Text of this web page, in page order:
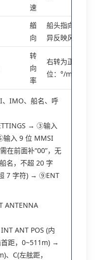
速
艏
向
船头指向方向(
异反映风流压影
转
向
率
右转为正/左转
位：°/min,例：
、IMO、船名、呼
→ ③输入
入 9 位 MMSI
前面补“00”，无
名，不超 20 字
7 字符) → ⑨ENT
ANTENNA
ANT POS (内
距，0~511m) →
C(左舷距，